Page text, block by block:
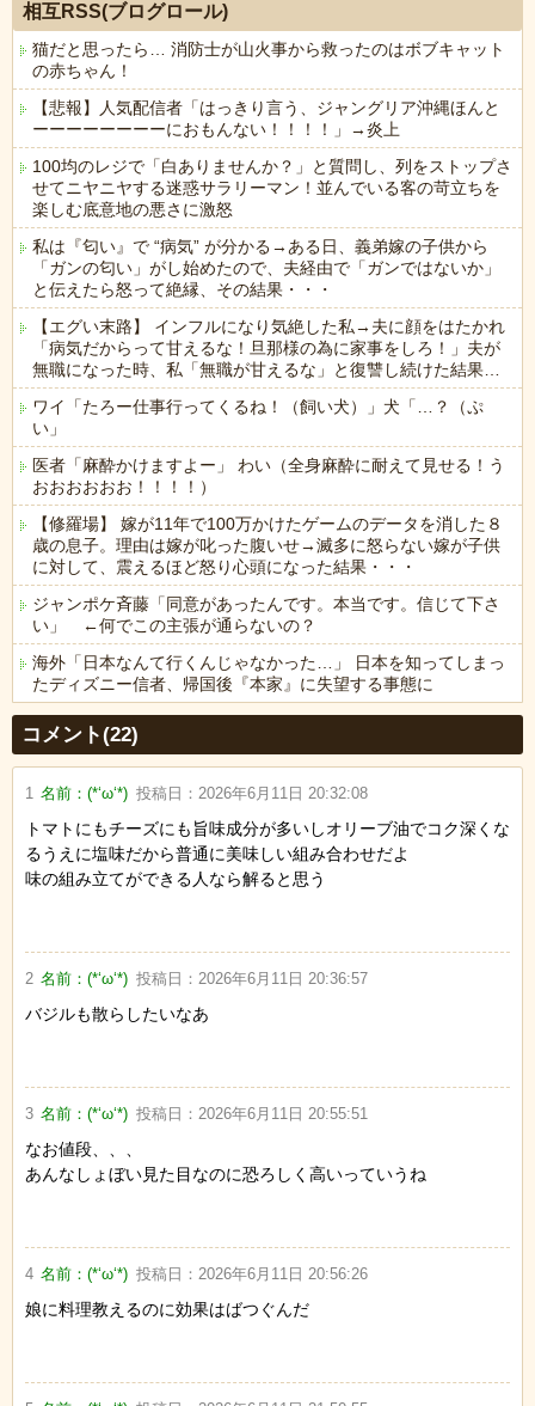
相互RSS(ブログロール)
猫だと思ったら… 消防士が山火事から救ったのはボブキャット
の赤ちゃん！
【悲報】人気配信者「はっきり言う、ジャングリア沖縄ほんと
ーーーーーーーーにおもんない！！！！」→炎上
100均のレジで「白ありませんか？」と質問し、列をストップさ
せてニヤニヤする迷惑サラリーマン！並んでいる客の苛立ちを
楽しむ底意地の悪さに激怒
私は『匂い』で “病気” が分かる→ある日、義弟嫁の子供から
「ガンの匂い」がし始めたので、夫経由で「ガンではないか」
と伝えたら怒って絶縁、その結果・・・
【エグい末路】 インフルになり気絶した私→夫に顔をはたかれ
「病気だからって甘えるな！旦那様の為に家事をしろ！」夫が
無職になった時、私「無職が甘えるな」と復讐し続けた結果…
ワイ「たろー仕事行ってくるね！（飼い犬）」犬「…？（ぷ
い」
医者「麻酔かけますよー」 わい（全身麻酔に耐えて見せる！う
おおおおおお！！！！）
【修羅場】 嫁が11年で100万かけたゲームのデータを消した８
歳の息子。理由は嫁が叱った腹いせ→滅多に怒らない嫁が子供
に対して、震えるほど怒り心頭になった結果・・・
ジャンポケ斉藤「同意があったんです。本当です。信じて下さ
い」 ←何でこの主張が通らないの？
海外「日本なんて行くんじゃなかった…」 日本を知ってしまっ
たディズニー信者、帰国後『本家』に失望する事態に
Powered by livedoor 相互RSS
コメント(22)
1 名前：(*‘ω‘*) 投稿日： 2026年6月11日 20:32:08
トマトにもチーズにも旨味成分が多いしオリーブ油でコク深くな
るうえに塩味だから普通に美味しい組み合わせだよ
味の組み立てができる人なら解ると思う
2 名前：(*‘ω‘*) 投稿日： 2026年6月11日 20:36:57
バジルも散らしたいなあ
3 名前：(*‘ω‘*) 投稿日： 2026年6月11日 20:55:51
なお値段、、、
あんなしょぼい見た目なのに恐ろしく高いっていうね
4 名前：(*‘ω‘*) 投稿日： 2026年6月11日 20:56:26
娘に料理教えるのに効果はばつぐんだ